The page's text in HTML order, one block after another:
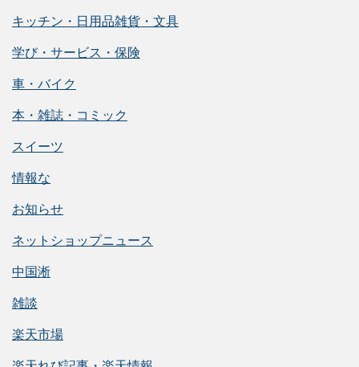
キッチン・日用品雑貨・文具
学び・サービス・保険
車・バイク
本・雑誌・コミック
スイーツ
情報な
お知らせ
ネットショップニュース
中国淅
雑談
楽天市場